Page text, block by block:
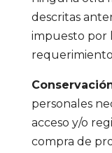
descritas
impuesto por
personales
acceso y/o
compra de